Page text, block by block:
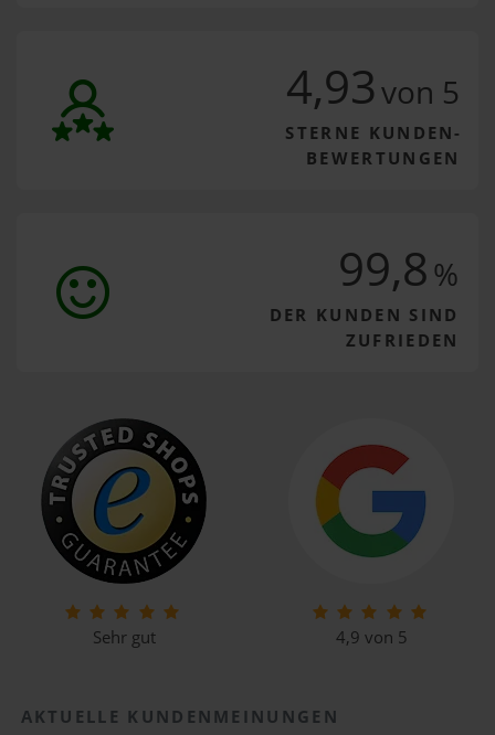
4,93von 5
STERNE KUNDEN­
BEWERTUNGEN
99,8%
DER KUNDEN SIND
ZUFRIEDEN
Sehr gut 4,9 von 5
AKTUELLE KUNDENMEINUNGEN